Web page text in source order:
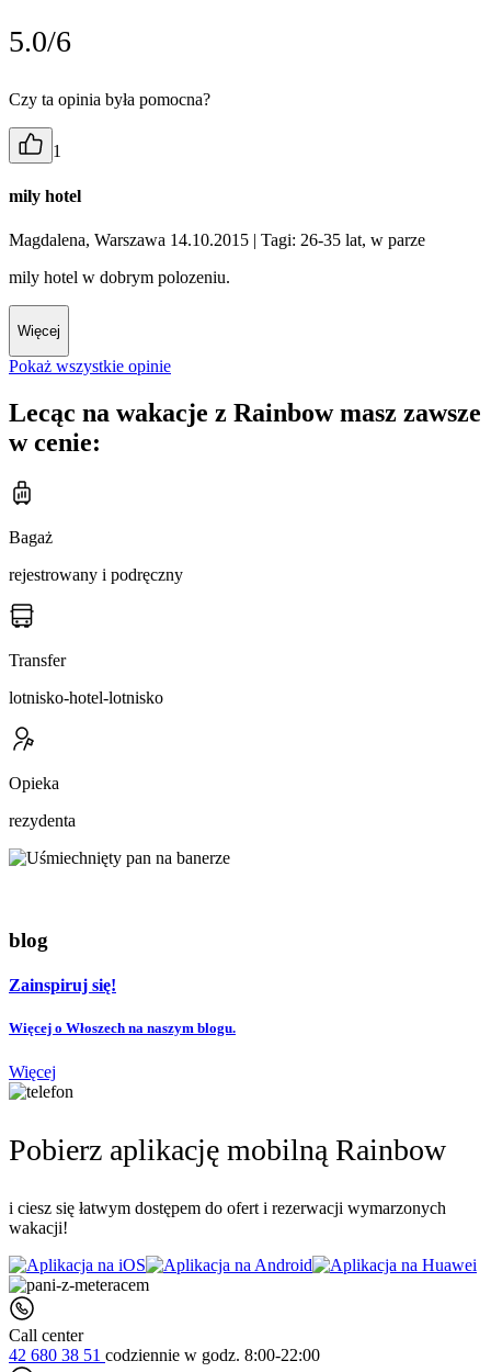
5.0/6
Czy ta opinia była pomocna?
1
mily hotel
Magdalena, Warszawa 14.10.2015 | Tagi: 26-35 lat, w parze
mily hotel w dobrym polozeniu.
Więcej
Pokaż wszystkie opinie
Lecąc na wakacje z Rainbow masz zawsze
w cenie:
Bagaż
rejestrowany i podręczny
Transfer
lotnisko-hotel-lotnisko
Opieka
rezydenta
blog
Zainspiruj się!
Więcej o Włoszech na naszym blogu.
Więcej
Pobierz aplikację mobilną Rainbow
i ciesz się łatwym dostępem do ofert i rezerwacji wymarzonych
wakacji!
Call center
42 680 38 51 codziennie w godz. 8:00-22:00